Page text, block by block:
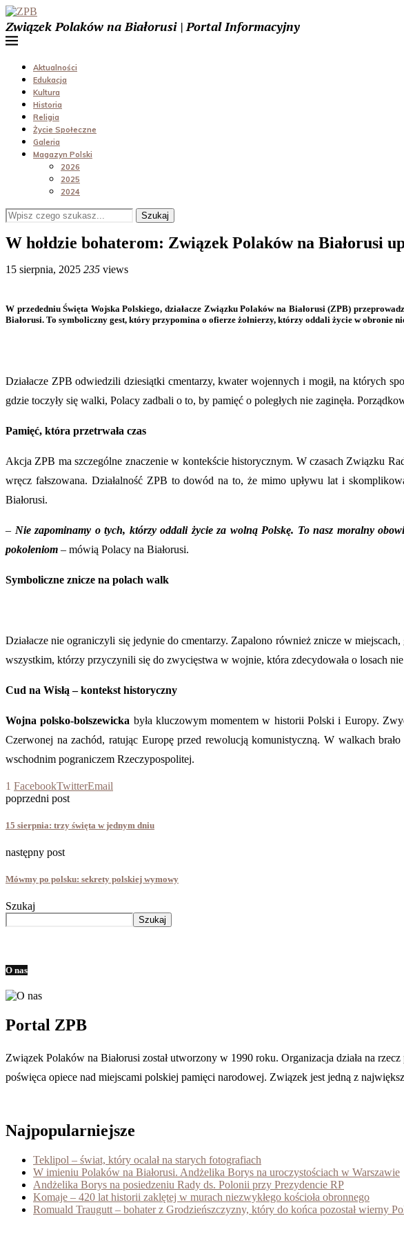
Związek Polaków na Białorusi | Portal Informacyjny
Aktualności
Edukacja
Kultura
Historia
Religia
Życie Społeczne
Galeria
Magazyn Polski
2026
2025
2024
Szukaj
W hołdzie bohaterom: Związek Polaków na Białorusi
15 sierpnia, 2025 235 views
W przededniu Święta Wojska Polskiego, działacze Związku Polaków na Białorusi (ZPB)
Białorusi. To symboliczny gest, który przypomina o ofierze żołnierzy, którzy oddali życie w obronie
Działacze ZPB odwiedzili dziesiątki cmentarzy, kwater wojennych i mogił, na których
gdzie toczyły się walki, Polacy zadbali o to, by pamięć o poległych nie zaginęła.
Pamięć, która przetrwała czas
Akcja ZPB ma szczególne znaczenie w kontekście historycznym. W czasach Związku
wręcz fałszowana. Działalność ZPB to dowód na to, że mimo upływu lat i
Białorusi.
– Nie zapominamy o tych, którzy oddali życie za wolną Polskę. To nasz moralny
pokoleniom – mówią Polacy na Białorusi.
Symboliczne znicze na polach walk
Działacze nie ograniczyli się jedynie do cmentarzy. Zapalono również znicze w
wszystkim, którzy przyczynili się do zwycięstwa w wojnie, która zdecydowała o losach
Cud na Wisłą – kontekst historyczny
Wojna polsko-bolszewicka była kluczowym momentem w historii Polski i Europy.
Czerwonej na zachód, ratując Europę przed rewolucją komunistyczną. W walkach
wschodnim pograniczem Rzeczypospolitej.
1 FacebookTwitterEmail
poprzedni post
15 sierpnia: trzy święta w jednym dniu
następny post
Mówmy po polsku: sekrety polskiej wymowy
Szukaj
Szukaj
O nas
Portal ZPB
Związek Polaków na Białorusi został utworzony w 1990 roku. Organizacja działa na
poświęca opiece nad miejscami polskiej pamięci narodowej. Związek jest jedną z
Najpopularniejsze
Teklipol – świat, który ocalał na starych fotografiach
W imieniu Polaków na Białorusi. Andżelika Borys na uroczystościach w Warszawie
Andżelika Borys na posiedzeniu Rady ds. Polonii przy Prezydencie RP
Komaje – 420 lat historii zaklętej w murach niezwykłego kościoła obronnego
Romuald Traugutt – bohater z Grodzieńszczyzny, który do końca pozostał wierny